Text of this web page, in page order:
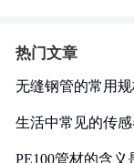
热门文章
无缝钢管的常用
生活中常见的传
PE100管材的含义